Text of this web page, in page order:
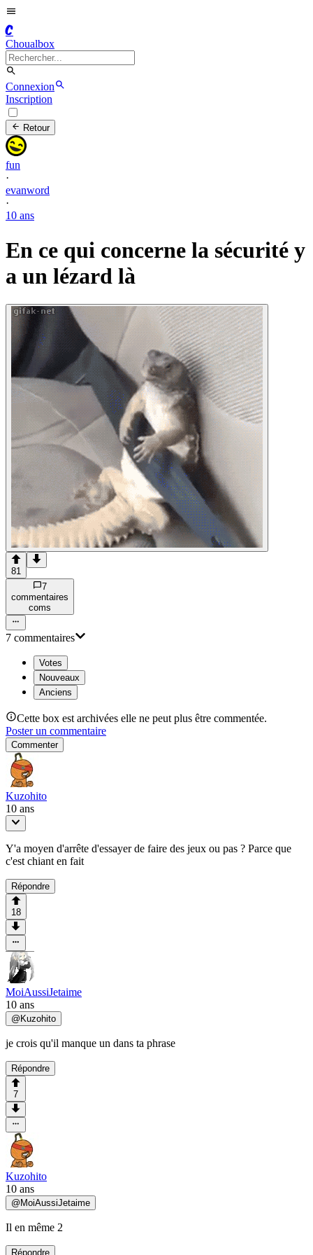
C
Choualbox
Connexion
Inscription
Retour
fun
·
evanword
·
10 ans
En ce qui concerne la sécurité y
a un lézard là
81
7
commentaires
coms
7 commentaires
Votes
Nouveaux
Anciens
Cette box est archivées elle ne peut plus être commentée.
Poster un commentaire
Commenter
Kuzohito
10 ans
Y'a moyen d'arrête d'essayer de faire des jeux ou pas ? Parce que
c'est chiant en fait
Répondre
18
MoiAussiJetaime
10 ans
@Kuzohito
je crois qu'il manque un dans ta phrase
Répondre
7
Kuzohito
10 ans
@ MoiAussiJetaime
Il en même 2
Répondre